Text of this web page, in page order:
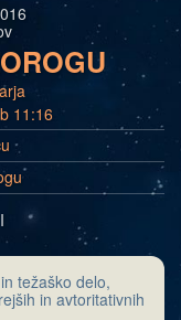
11:16
težaško delo,
in avtoritativnih